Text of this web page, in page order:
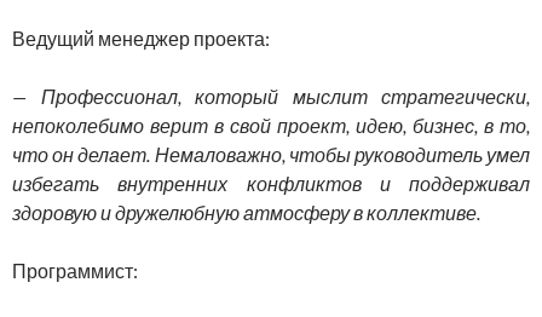
Ведущий менеджер проекта:
— Профессионал, который мыслит стратегически,
непоколебимо верит в свой проект, идею, бизнес, в то,
что он делает. Немаловажно, чтобы руководитель умел
избегать внутренних конфликтов и поддерживал
здоровую и дружелюбную атмосферу в коллективе.
Программист: